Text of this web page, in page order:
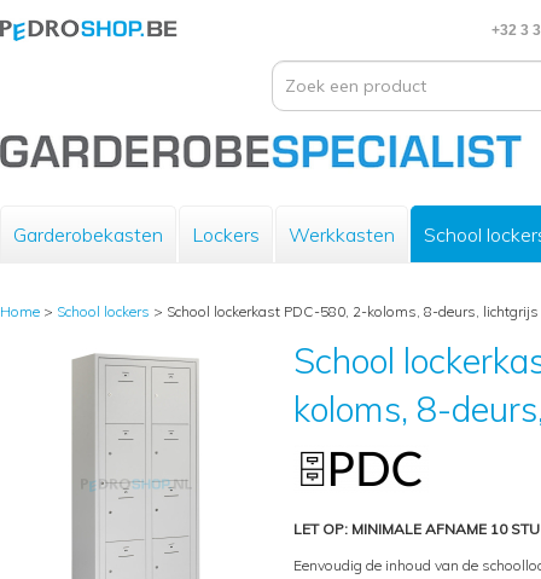
+32 3
Garderobekasten Lockers Werkkasten School
Home > School lockers > School lockerkast PDC-580, 2-koloms, 8-deurs, lichtgrijs
School
koloms, 8-
LET OP: MINIMALE AFNAME 10
Eenvoudig de inhoud van de